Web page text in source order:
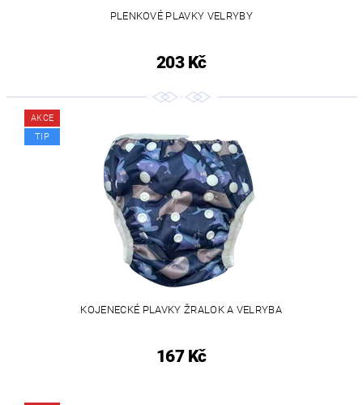
PLENKOVÉ PLAVKY VELRYBY
203 Kč
AKCE
TIP
KOJENECKÉ PLAVKY ŽRALOK A VELRYBA
167 Kč